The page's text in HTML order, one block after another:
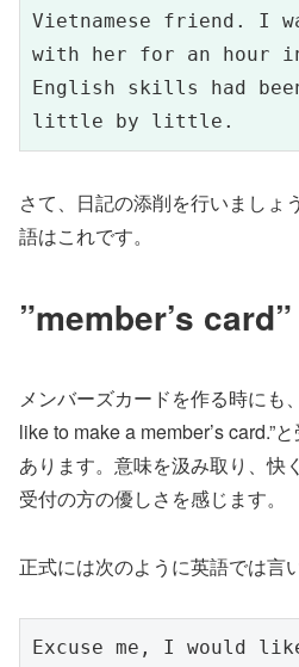
Vietnamese friend. I
with her for an hour
English skills had
little by little.
さて、日記の添削を行いましょ
語はこれです。
”member’s card”
メンバーズカードを作る時にも
like to make a member’s card.”
あります。意味を汲み取り、快
受付の方の優しさを感じます。
正式には次のように英語では言